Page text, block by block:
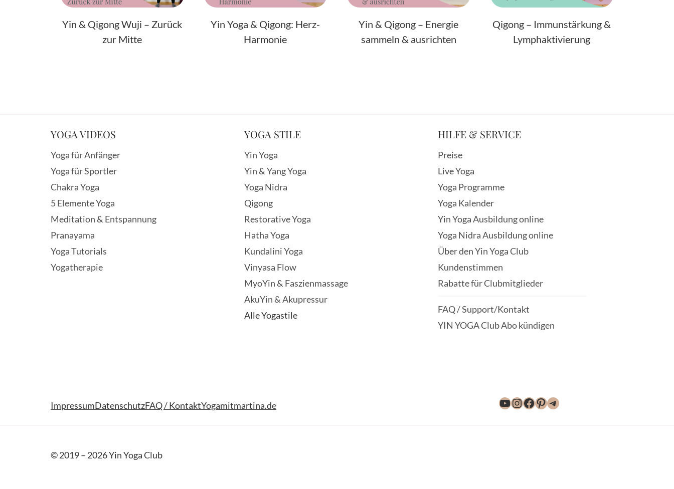
Yin & Qigong Wuji – Zurück
zur Mitte
Yin Yoga & Qigong: Herz-
Harmonie
Yin & Qigong – Energie
sammeln & ausrichten
Qigong – Immunstärkung &
Lymphaktivierung
YOGA VIDEOS
Yoga für Anfänger
Yoga für Sportler
Chakra Yoga
5 Elemente Yoga
Meditation & Entspannung
Pranayama
Yoga Tutorials
Yogatherapie
YOGA STILE
Yin Yoga
Yin & Yang Yoga
Yoga Nidra
Qigong
Restorative Yoga
Hatha Yoga
Kundalini Yoga
Vinyasa Flow
MyoYin & Faszienmassage
AkuYin & Akupressur
Alle Yogastile
HILFE & SERVICE
Preise
Live Yoga
Yoga Programme
Yoga Kalender
Yin Yoga Ausbildung online
Yoga Nidra Ausbildung online
Über den Yin Yoga Club
Kundenstimmen
Rabatte für Clubmitglieder
FAQ / Support/Kontakt
YIN YOGA Club Abo kündigen
ImpressumDatenschutzFAQ / KontaktYogamitmartina.de YouTube
Instagram
Facebook
Pinterest
Telegram
© 2019 – 2026 Yin Yoga Club